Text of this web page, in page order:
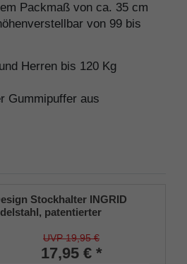
Packmaß von ca. 35 cm
von 99 bis
Herren bis 120 Kg
Gummipuffer aus
Stockhalter INGRID
patentierter
- 22mm), Weichgummi
UVP 19,95 €
17,95 € *